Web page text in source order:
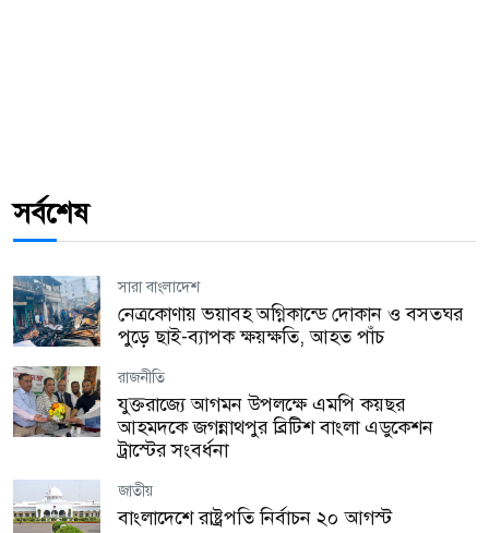
সর্বশেষ
সারা বাংলাদেশ
নেত্রকোণায় ভয়াবহ অগ্নিকান্ডে দোকান ও বসতঘর
পুড়ে ছাই-ব্যাপক ক্ষয়ক্ষতি, আহত পাঁচ
রাজনীতি
যুক্তরাজ্যে আগমন উপলক্ষে এমপি কয়ছর
আহমদকে জগন্নাথপুর ব্রিটিশ বাংলা এডুকেশন
ট্রাস্টের সংবর্ধনা
জাতীয়
বাংলাদেশে রাষ্ট্রপতি নির্বাচন ২০ আগস্ট